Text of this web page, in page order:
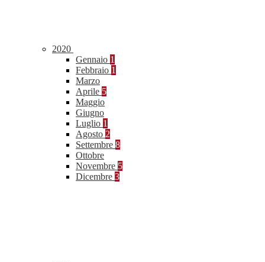
2020
Gennaio 1
Febbraio 1
Marzo
Aprile 5
Maggio
Giugno
Luglio 1
Agosto 2
Settembre 8
Ottobre
Novembre 5
Dicembre 3